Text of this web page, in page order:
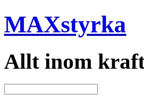
MAXstyrka
Allt inom